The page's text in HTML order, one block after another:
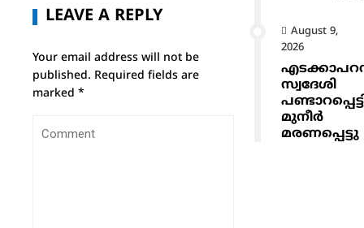
LEAVE A REPLY
Your email address will not be
published. Required fields are
marked *
August 9,
2026
സ്വദേശി
മുനീർ
മരണപ്പെട്ടു